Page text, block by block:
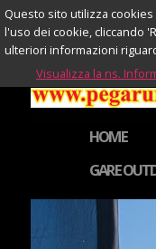
HOME
GARE
Questo sito utilizza
l'uso dei cookie, cliccando
ulteriori informazioni
Visualizza la ns.